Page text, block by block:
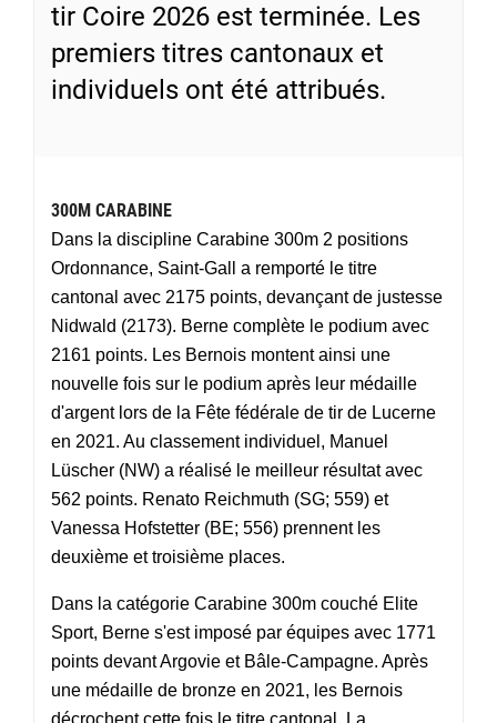
tir Coire 2026 est terminée. Les
premiers titres cantonaux et
individuels ont été attribués.
300M CARABINE
Dans la discipline Carabine 300m 2 positions
Ordonnance, Saint-Gall a remporté le titre
cantonal avec 2175 points, devançant de justesse
Nidwald (2173). Berne complète le podium avec
2161 points. Les Bernois montent ainsi une
nouvelle fois sur le podium après leur médaille
d'argent lors de la Fête fédérale de tir de Lucerne
en 2021. Au classement individuel, Manuel
Lüscher (NW) a réalisé le meilleur résultat avec
562 points. Renato Reichmuth (SG; 559) et
Vanessa Hofstetter (BE; 556) prennent les
deuxième et troisième places.
Dans la catégorie Carabine 300m couché Elite
Sport, Berne s'est imposé par équipes avec 1771
points devant Argovie et Bâle-Campagne. Après
une médaille de bronze en 2021, les Bernois